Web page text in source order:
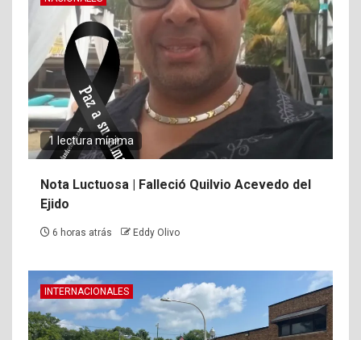
1 lectura mínima
Nota Luctuosa | Falleció Quilvio Acevedo del
Ejido
6 horas atrás Eddy Olivo
INTERNACIONALES